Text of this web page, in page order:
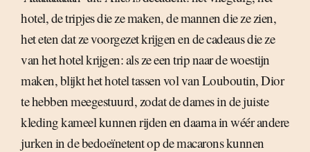
hotel, de tripjes die ze maken, de mannen die ze zien,
het eten dat ze voorgezet krijgen en de cadeaus die ze
van het hotel krijgen: als ze een trip naar de woestijn
maken, blijkt het hotel tassen vol van Louboutin, Dior
te hebben meegestuurd, zodat de dames in de juiste
kleding kameel kunnen rijden en daarna in wéér andere
jurken in de bedoeïnetent op de macarons kunnen